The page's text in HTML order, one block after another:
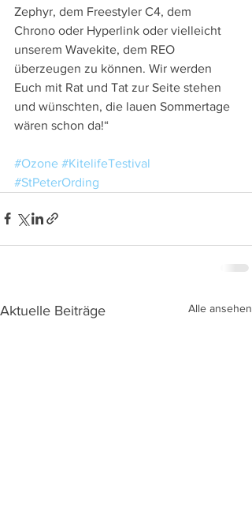
Zephyr, dem Freestyler C4, dem
Chrono oder Hyperlink oder vielleicht
unserem Wavekite, dem REO
überzeugen zu können. Wir werden
Euch mit Rat und Tat zur Seite stehen
und wünschten, die lauen Sommertage
wären schon da!“
#Ozone #KitelifeTestival
#StPeterOrding
Aktuelle Beiträge Alle ansehen